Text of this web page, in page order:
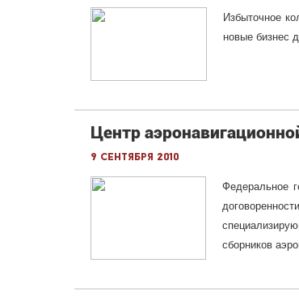
Избыточное
новые бизнес
Центр
9 сентября 2010
Федеральное
сборников